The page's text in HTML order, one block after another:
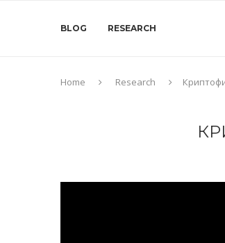
BLOG RESEARCH
Home Research